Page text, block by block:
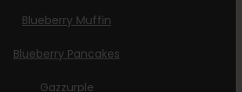
Blueberry Muffin
Blueberry Pancakes
Gazzurple